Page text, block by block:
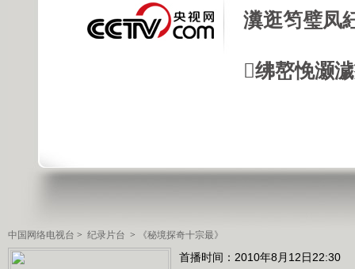
瀵逛笉璧凤
绋嶅悗灏
中国网络电视台 > 纪录片台 > 《秘境探奇十宗最》
首播时间：2010年8月12日22:30